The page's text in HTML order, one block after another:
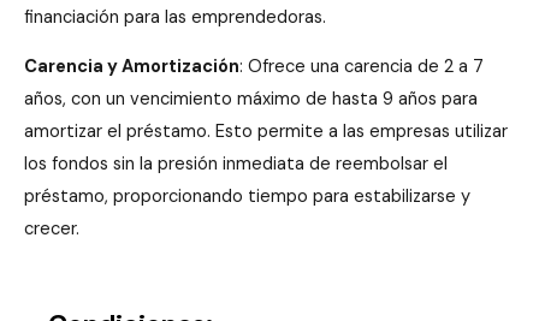
financiación para las emprendedoras.
Carencia y Amortización: Ofrece una carencia de 2 a 7
años, con un vencimiento máximo de hasta 9 años para
amortizar el préstamo. Esto permite a las empresas utilizar
los fondos sin la presión inmediata de reembolsar el
préstamo, proporcionando tiempo para estabilizarse y
crecer.